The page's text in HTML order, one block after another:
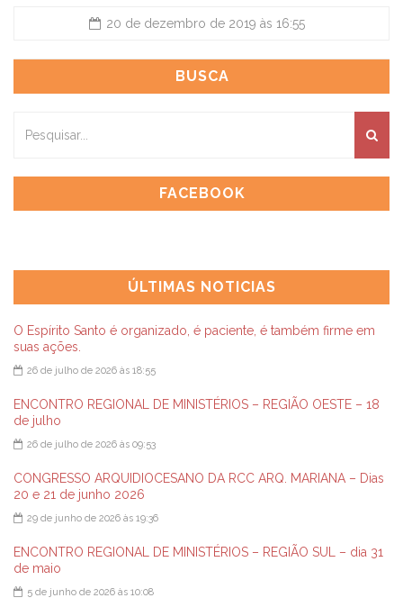
20 de dezembro de 2019 às 16:55
BUSCA
FACEBOOK
ÚLTIMAS NOTICIAS
O Espírito Santo é organizado, é paciente, é também firme em
suas ações.
26 de julho de 2026 às 18:55
ENCONTRO REGIONAL DE MINISTÉRIOS – REGIÃO OESTE – 18
de julho
26 de julho de 2026 às 09:53
CONGRESSO ARQUIDIOCESANO DA RCC ARQ. MARIANA – Dias
20 e 21 de junho 2026
29 de junho de 2026 às 19:36
ENCONTRO REGIONAL DE MINISTÉRIOS – REGIÃO SUL – dia 31
de maio
5 de junho de 2026 às 10:08